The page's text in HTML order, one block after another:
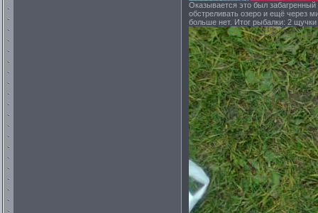
Оказывается это был
обстреливать озеро и ещё через
больше нет. Итог рыбалки: 2